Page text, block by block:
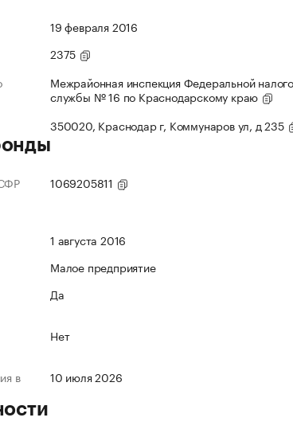
19 февраля 2016
2375
Межрайонная инспекция Федеральной
службы № 16 по Краснодарскому краю
350020, Краснодар г, Коммунаров ул, д 235
1069205811
1 августа 2016
Малое предприятие
Да
Нет
в
10 июля 2026